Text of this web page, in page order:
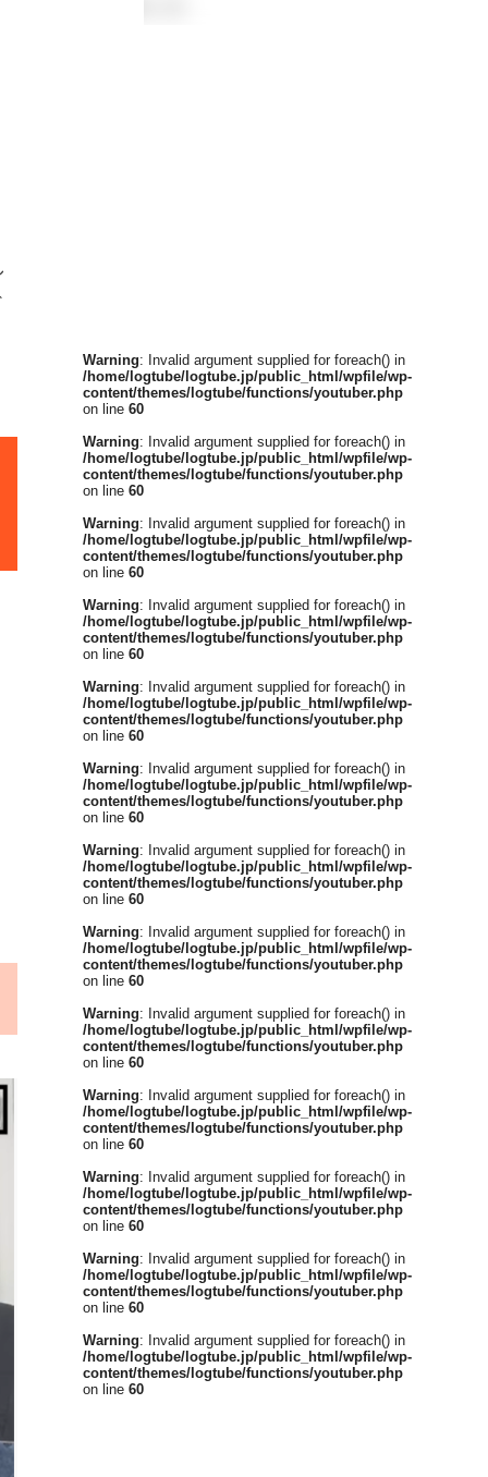
Warning: Invalid argument supplied for foreach() in
/home/logtube/logtube.jp/public_html/wpfile/wp-
content/themes/logtube/functions/youtuber.php
on line 60
Warning: Invalid argument supplied for foreach() in
/home/logtube/logtube.jp/public_html/wpfile/wp-
content/themes/logtube/functions/youtuber.php
on line 60
Warning: Invalid argument supplied for foreach() in
/home/logtube/logtube.jp/public_html/wpfile/wp-
content/themes/logtube/functions/youtuber.php
on line 60
Warning: Invalid argument supplied for foreach() in
/home/logtube/logtube.jp/public_html/wpfile/wp-
content/themes/logtube/functions/youtuber.php
on line 60
Warning: Invalid argument supplied for foreach() in
/home/logtube/logtube.jp/public_html/wpfile/wp-
content/themes/logtube/functions/youtuber.php
on line 60
Warning: Invalid argument supplied for foreach() in
/home/logtube/logtube.jp/public_html/wpfile/wp-
content/themes/logtube/functions/youtuber.php
on line 60
Warning: Invalid argument supplied for foreach() in
/home/logtube/logtube.jp/public_html/wpfile/wp-
content/themes/logtube/functions/youtuber.php
on line 60
Warning: Invalid argument supplied for foreach() in
/home/logtube/logtube.jp/public_html/wpfile/wp-
content/themes/logtube/functions/youtuber.php
on line 60
Warning: Invalid argument supplied for foreach() in
/home/logtube/logtube.jp/public_html/wpfile/wp-
content/themes/logtube/functions/youtuber.php
on line 60
Warning: Invalid argument supplied for foreach() in
/home/logtube/logtube.jp/public_html/wpfile/wp-
content/themes/logtube/functions/youtuber.php
on line 60
Warning: Invalid argument supplied for foreach() in
/home/logtube/logtube.jp/public_html/wpfile/wp-
content/themes/logtube/functions/youtuber.php
on line 60
Warning: Invalid argument supplied for foreach() in
/home/logtube/logtube.jp/public_html/wpfile/wp-
content/themes/logtube/functions/youtuber.php
on line 60
Warning: Invalid argument supplied for foreach() in
/home/logtube/logtube.jp/public_html/wpfile/wp-
content/themes/logtube/functions/youtuber.php
on line 60